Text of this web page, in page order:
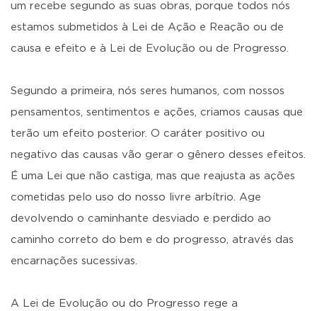
um recebe segundo as suas obras, porque todos nós
estamos submetidos à Lei de Ação e Reação ou de
causa e efeito e à Lei de Evolução ou de Progresso.
Segundo a primeira, nós seres humanos, com nossos
pensamentos, sentimentos e ações, criamos causas que
terão um efeito posterior. O caráter positivo ou
negativo das causas vão gerar o gênero desses efeitos.
É uma Lei que não castiga, mas que reajusta as ações
cometidas pelo uso do nosso livre arbítrio. Age
devolvendo o caminhante desviado e perdido ao
caminho correto do bem e do progresso, através das
encarnações sucessivas.
A Lei de Evolução ou do Progresso rege a